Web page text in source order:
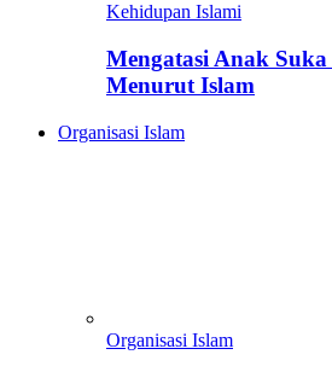
Kehidupan Islami
Mengatasi Anak
Menurut Islam
Organisasi Islam
Organisasi Islam